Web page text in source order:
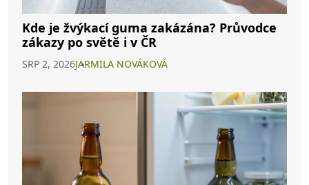
Kde je žvýkací guma zakázána? Průvodce
zákazy po světě i v ČR
SRP 2, 2026JARMILA NOVÁKOVÁ